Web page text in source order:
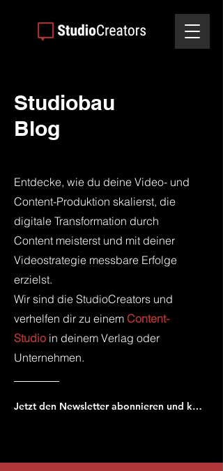
Studiobau
Blog
Entdecke, wie du deine Video- und
Content-Produktion skalierst, die
digitale Transformation durch
Content meisterst und mit deiner
Videostrategie messbare Erfolge
erzielst.
Wir sind die StudioCreators und
verhelfen dir zu einem Content-
Studio in deinem Verlag oder
Unternehmen.
Jetzt den Newsletter abonnieren und keinen neuen Beitrag verpassen!